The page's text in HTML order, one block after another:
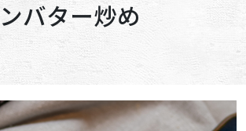
ンバター炒め